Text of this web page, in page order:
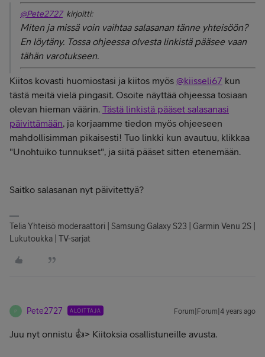
@Pete2727kirjoitti:
Miten ja missä voin vaihtaa salasanan tänne yhteisöön?
En löytäny. Tossa ohjeessa olvesta linkistä pääsee vaan
tähän varotukseen.
Kiitos kovasti huomiostasi ja kiitos myös @kiisseli67 kun
tästä meitä vielä pingasit. Osoite näyttää ohjeessa tosiaan
olevan hieman väärin. Tästä linkistä pääset salasanasi
päivittämään, ja korjaamme tiedon myös ohjeeseen
mahdollisimman pikaisesti! Tuo linkki kun avautuu, klikkaa
"Unohtuiko tunnukset", ja siitä pääset sitten etenemään.
Saitko salasanan nyt päivitettyä?
Telia Yhteisö moderaattori | Samsung Galaxy S23 | Garmin Venu 2S |
Lukutoukka | TV-sarjat
P Pete2727 ALOITTAJA Forum|Forum|4 years ago
Juu nyt onnistu 👍> Kiitoksia osallistuneille avusta.